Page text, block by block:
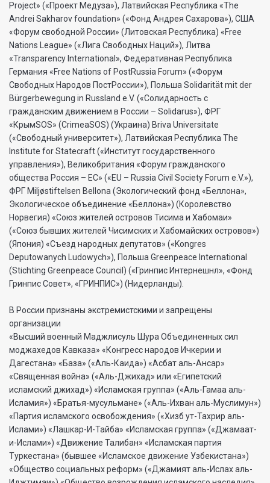
Project» («Проект Медуза»), Латвийская Республика «The
Andrei Sakharov foundation» («Фонд Андрея Сахарова»), США
«Форум свободной России» (Литовская Республика) «Free
Nations League» («Лига Свободных Наций»), Литва
«Transparеncy International», Федеративная Республика
Германия «Free Nations of PostRussia Forum» («Форум
Свободных Народов ПостРоссии»), Польша Solidarität mit der
Bürgerbewegung in Russland e.V. («Солидарность с
гражданским движением в России – Solidarus»), ФРГ
«КрымSOS» (CrimeaSOS) (Украина) Briva Universitate
(«Свободный университет»), Латвийская Республика The
Institute for Statecraft («Институт государственного
управления»), Великобритания «Форум гражданского
общества Россия – ЕС» («EU – Russia Civil Society Forum e.V.»),
ФРГ Miljøstiftelsen Bellona (Экологический фонд «Беллона»,
Экологическое объединение «Беллона») (Королевство
Норвегия) «Союз жителей островов Тисима и Хабомаи»
(«Союз бывших жителей Чисимских и Хабомайских островов»)
(Япония) «Съезд народных депутатов» («Kongres
Deputowanych Ludowych»), Польша Greenpeace International
(Stichting Greenpeace Council) («Гринпис Интернешнл», «Фонд
Гринпис Совет», «ГРИНПИС») (Нидерланды).
В России признаны экстремистскими и запрещены
организации
«Высший военный Маджлисуль Шура Объединенных сил
моджахедов Кавказа» «Конгресс народов Ичкерии и
Дагестана» «База» («Аль-Каида») «Асбат аль-Ансар»
«Священная война» («Аль-Джихад» или «Египетский
исламский джихад») «Исламская группа» («Аль-Гамаа аль-
Исламия») «Братья-мусульмане» («Аль-Ихван аль-Муслимун»)
«Партия исламского освобождения» («Хизб ут-Тахрир аль-
Ислами») «Лашкар-И-Тайба» «Исламская группа» («Джамаат-
и-Ислами») «Движение Талибан» «Исламская партия
Туркестана» (бывшее «Исламское движение Узбекистана»)
«Общество социальных реформ» («Джамият аль-Ислах аль-